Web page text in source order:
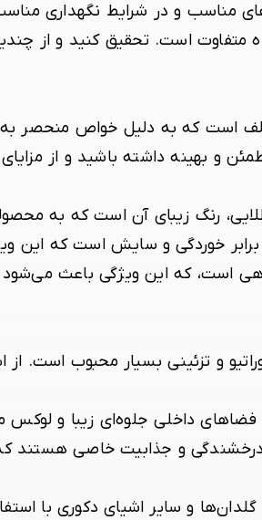
مناسب و در شرایط نگهداری
متفاوت است. تحقیق کنید و از
است که به دلیل خواص منحصر
و بهینه داشته باشید و از
رنگ زیبای آن است که به
برابر خوردگی و سایش است که
است، که این ویژگی باعث می‌شود
و تزئینی بسیار محبوب است.
داخلی جلوه‌ای زیبا و
درخشندگی و جذابیت خاصی هستند
گلدان‌ها و سایر اشیای دکوری با